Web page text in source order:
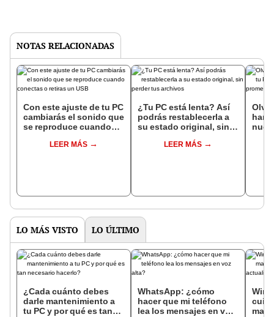
NOTAS RELACIONADAS
Con este ajuste de tu PC
cambiarás el sonido que
se reproduce cuando
LEER MÁS
¿Tu PC está lenta? Así
podrás restablecerla a
su estado original, sin
LEER MÁS
LO MÁS VISTO LO ÚLTIMO
¿Cada cuánto debes
darle mantenimiento a
tu PC y por qué es tan
WhatsApp: ¿cómo
hacer que mi teléfono
lea los mensajes en voz